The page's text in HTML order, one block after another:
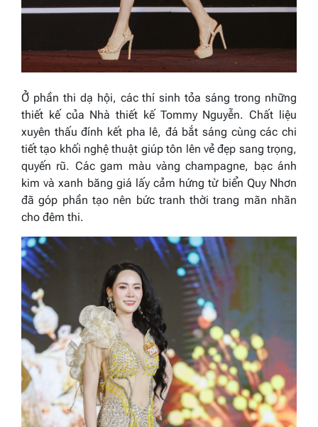
Ở phần thi dạ hội, các thí sinh tỏa sáng trong những
thiết kế của Nhà thiết kế Tommy Nguyễn. Chất liệu
xuyên thấu đính kết pha lê, đá bắt sáng cùng các chi
tiết tạo khối nghệ thuật giúp tôn lên vẻ đẹp sang trọng,
quyến rũ. Các gam màu vàng champagne, bạc ánh
kim và xanh băng giá lấy cảm hứng từ biển Quy Nhơn
đã góp phần tạo nên bức tranh thời trang mãn nhãn
cho đêm thi.